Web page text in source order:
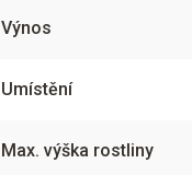
Výnos
Umístění
Max. výška rostliny